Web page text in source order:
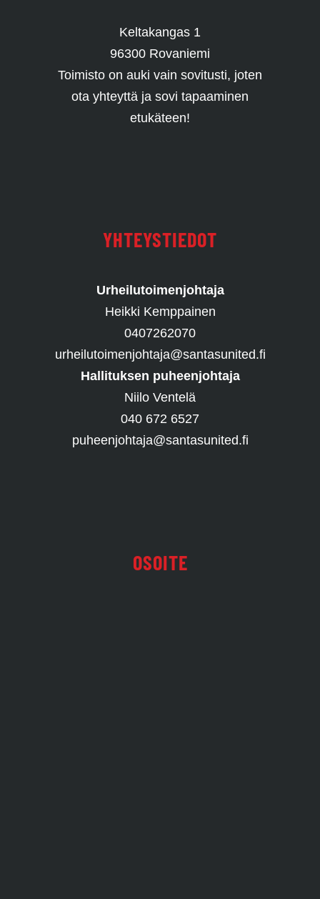
Keltakangas 1
96300 Rovaniemi
Toimisto on auki vain sovitusti, joten
ota yhteyttä ja sovi tapaaminen
etukäteen!
YHTEYSTIEDOT
Urheilutoimenjohtaja
Heikki Kemppainen
0407262070
urheilutoimenjohtaja@santasunited.fi
Hallituksen puheenjohtaja
Niilo Ventelä
040 672 6527
puheenjohtaja@santasunited.fi
OSOITE